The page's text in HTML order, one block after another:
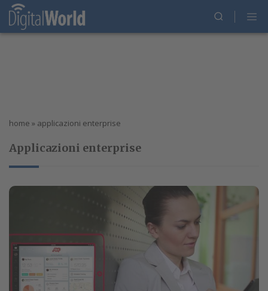
home » applicazioni enterprise
Applicazioni enterprise